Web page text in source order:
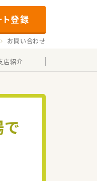
ト登録
お問い合わせ
店紹介